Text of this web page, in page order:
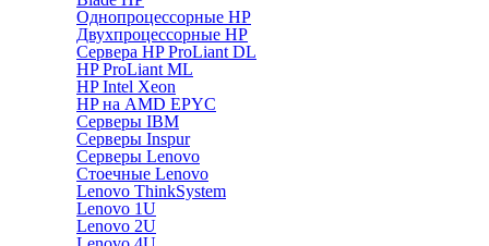
Однопроцессорные HP
Двухпроцессорные HP
Сервера HP ProLiant DL
HP ProLiant ML
HP Intel Xeon
HP на AMD EPYC
Серверы IBM
Серверы Inspur
Серверы Lenovo
Стоечные Lenovo
Lenovo ThinkSystem
Lenovo 1U
Lenovo 2U